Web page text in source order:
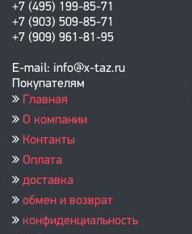
+7 (495) 199-85-71
+7 (903) 509-85-71
+7 (909) 961-81-95
E-mail: info@x-taz.ru
Покупателям
Главная
О компании
Контакты
Оплата
доставка
обмен и возврат
конфиденциальность